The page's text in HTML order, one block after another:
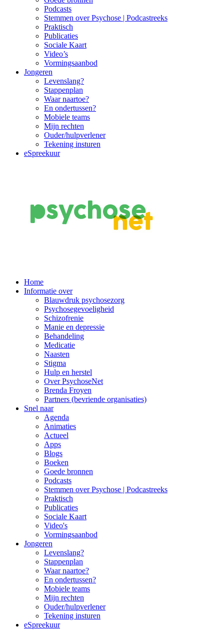
Podcasts
Stemmen over Psychose | Podcastreeks
Praktisch
Publicaties
Sociale Kaart
Video’s
Vormingsaanbod
Jongeren
Levenslang?
Stappenplan
Waar naartoe?
En ondertussen?
Mobiele teams
Mijn rechten
Ouder/hulpverlener
Tekening insturen
eSpreekuur
Main
Navigation
Home
Informatie over
Blauwdruk psychosezorg
Psychosegevoeligheid
Schizofrenie
Manie en depressie
Behandeling
Medicatie
Naasten
Stigma
Hulp en herstel
Over PsychoseNet
Brenda Froyen
Partners (bevriende organisaties)
Snel naar
Agenda
Animaties
Actueel
Apps
Blogs
Boeken
Goede bronnen
Podcasts
Stemmen over Psychose | Podcastreeks
Praktisch
Publicaties
Sociale Kaart
Video's
Vormingsaanbod
Jongeren
Levenslang?
Stappenplan
Waar naartoe?
En ondertussen?
Mobiele teams
Mijn rechten
Ouder/hulpverlener
Tekening insturen
eSpreekuur